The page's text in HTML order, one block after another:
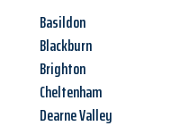
Basildon
Blackburn
Brighton
Cheltenham
Dearne Valley